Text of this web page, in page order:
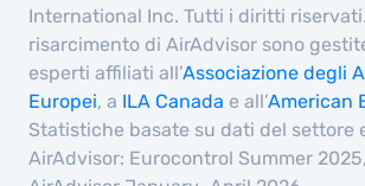
International Inc. Tutti i diritti
risarcimento di AirAdvisor sono
esperti affiliati all’Associazione degli
Europei, a ILA Canada e all’American
Statistiche basate su dati del settore
AirAdvisor: Eurocontrol Summer